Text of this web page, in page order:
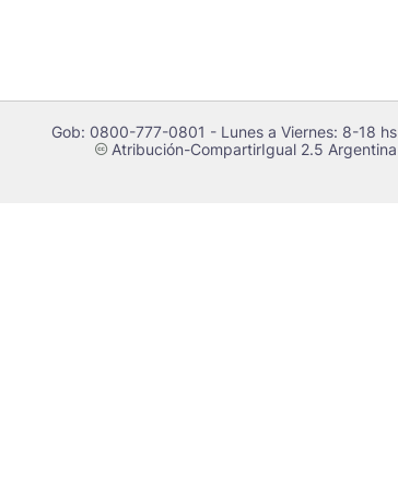
Gob: 0800-777-0801 - Lunes a Viernes: 8-18 hs
cAtribución-CompartirIgual 2.5 Argentina